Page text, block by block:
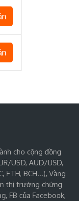
cho cộng đồng
USD, AUD/USD,
ETH, BCH…), Vàng
thị trường chứng
FB của Facebook,